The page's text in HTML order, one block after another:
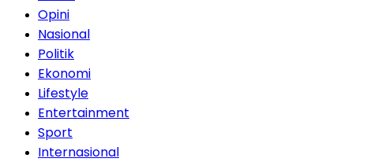
Opini
Nasional
Politik
Ekonomi
Lifestyle
Entertainment
Sport
Internasional